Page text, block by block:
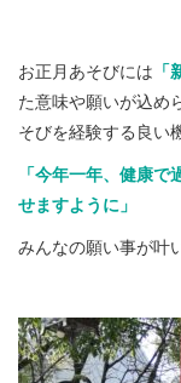
お正月あそびには
た意味や願いが込め
そびを経験する良い
「今年一年、健康
せますように」
みんなの願い事が叶